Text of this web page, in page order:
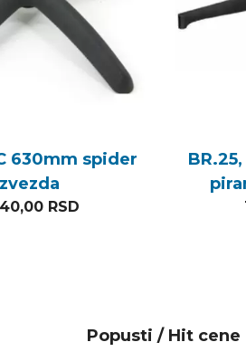
630mm spider
zvezda
RSD
Popusti / Hit cene